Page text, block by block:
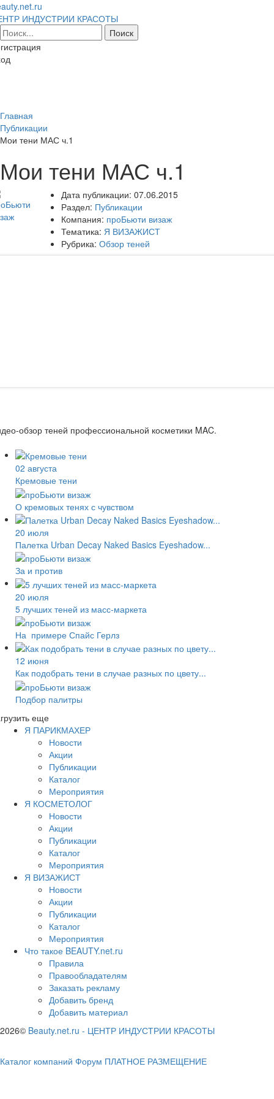
ИНДУСТРИИ КРАСОТЫ
Главная
Публикации
Мои тени МАС ч.1
Мои тени МАС ч.1
Дата публикации: 07.06.2015
Раздел: Публикации
Компания: проБьюти визаж
Тематика: Я ВИЗАЖИСТ
Рубрика: Обзор теней
обзор теней профессиональной косметики MAC.
02 августа
Кремовые тени
О кремовых тенях с чувством
20 июля
Палетка Urban Decay Naked Basics Eyeshadow...
За и против
20 июля
5 лучших теней из масс-маркета
На примере Спайс Герлз
12 июня
Как подобрать тени в случае разных по цвету...
Подбор палитры
еще
Я ПАРИКМАХЕР
Новости
Акции
Публикации
Каталог
Мероприятия
Я КОСМЕТОЛОГ
Новости
Акции
Публикации
Каталог
Мероприятия
Я ВИЗАЖИСТ
Новости
Акции
Публикации
Каталог
Мероприятия
Что такое BEAUTY.net.ru
Правила
Правообладателям
Заказать рекламу
Добавить бренд
Добавить материал
2026© Beauty.net.ru - ЦЕНТР ИНДУСТРИИ КРАСОТЫ
Каталог компаний Форум ПЛАТНОЕ РАЗМЕЩЕНИЕ